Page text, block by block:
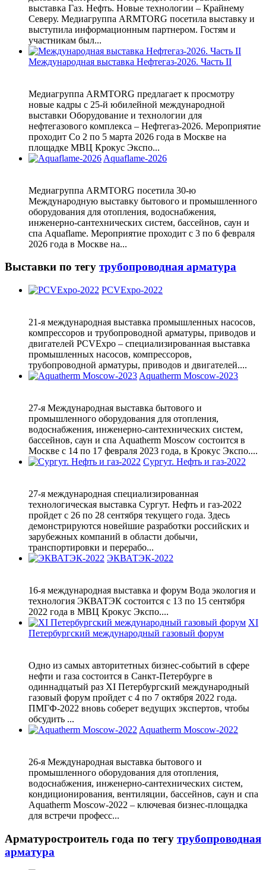
выставка Газ. Нефть. Новые технологии – Крайнему
Северу. Медиагруппа ARMTORG посетила выставку и
выступила информационным партнером. Гостям и
участникам был...
Международная выставка Нефтегаз-2026. Часть II
Медиагруппа ARMTORG предлагает к просмотру
новые кадры с 25-й юбилейной международной
выставки Оборудование и технологии для
нефтегазового комплекса – Нефтегаз-2026. Мероприятие
проходит Со 2 по 5 марта 2026 года в Москве на
площадке МВЦ Крокус Экспо...
Aquaflame-2026
Медиагруппа ARMTORG посетила 30-ю
Международную выставку бытового и промышленного
оборудования для отопления, водоснабжения,
инженерно-сантехнических систем, бассейнов, саун и
спа Aquaflame. Мероприятие проходит с 3 по 6 февраля
2026 года в Москве на...
Выставки по тегу трубопроводная арматура
PCVExpo-2022
21-я международная выставка промышленных насосов,
компрессоров и трубопроводной арматуры, приводов и
двигателей PCVExpo – специализированная выставка
промышленных насосов, компрессоров,
трубопроводной арматуры, приводов и двигателей....
Aquatherm Moscow-2023
27-я Международная выставка бытового и
промышленного оборудования для отопления,
водоснабжения, инженерно-сантехнических систем,
бассейнов, саун и спа Aquatherm Moscow состоится в
Москве с 14 по 17 февраля 2023 года, в Крокус Экспо....
Сургут. Нефть и газ-2022
27-я международная специализированная
технологическая выставка Сургут. Нефть и газ-2022
пройдет с 26 по 28 сентября текущего года. Здесь
демонстрируются новейшие разработки российских и
зарубежных компаний в области добычи,
транспортировки и перерабо...
ЭКВАТЭК-2022
16-я международная выставка и форум Вода экология и
технология ЭКВАТЭК состоится с 13 по 15 сентября
2022 года в МВЦ Крокус Экспо....
XI
Петербургский международный газовый форум
Одно из самых авторитетных бизнес-событий в сфере
нефти и газа состоится в Санкт-Петербурге в
одиннадцатый раз XI Петербургский международный
газовый форум пройдет с 4 по 7 октября 2022 года.
ПМГФ-2022 вновь соберет ведущих экспертов, чтобы
обсудить ...
Aquatherm Moscow-2022
26-я Международная выставка бытового и
промышленного оборудования для отопления,
водоснабжения, инженерно-сантехнических систем,
кондиционирования, вентиляции, бассейнов, саун и спа
Aquatherm Moscow-2022 – ключевая бизнес-площадка
для встречи професс...
Арматуростроитель года по тегу трубопроводная
арматура